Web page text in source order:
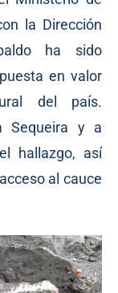
la Dirección
ha sido
en valor
del país.
Sequeira y a
hallazgo, así
al cauce